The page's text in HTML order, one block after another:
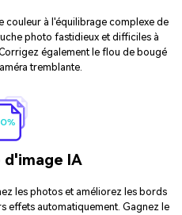
couleur à l'équilibrage complexe de
photo fastidieux et difficiles à
également le flou de bougé
tremblante.
IA
les photos et améliorez les bords
effets automatiquement. Gagnez le